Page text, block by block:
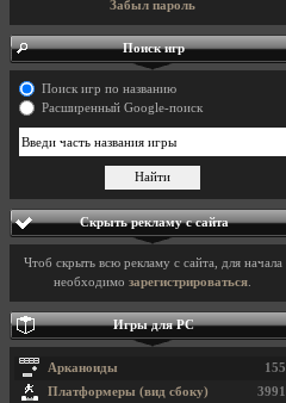
Забыл пароль
Поиск игр
Поиск игр по названию
Расширенный Google-поиск
Скрыть рекламу с сайта
Чтоб скрыть всю рекламу с сайта, для начала
необходимо зарегистрироваться
Игры для PC
155
Арканоиды
3991
Платформеры (вид сбоку)